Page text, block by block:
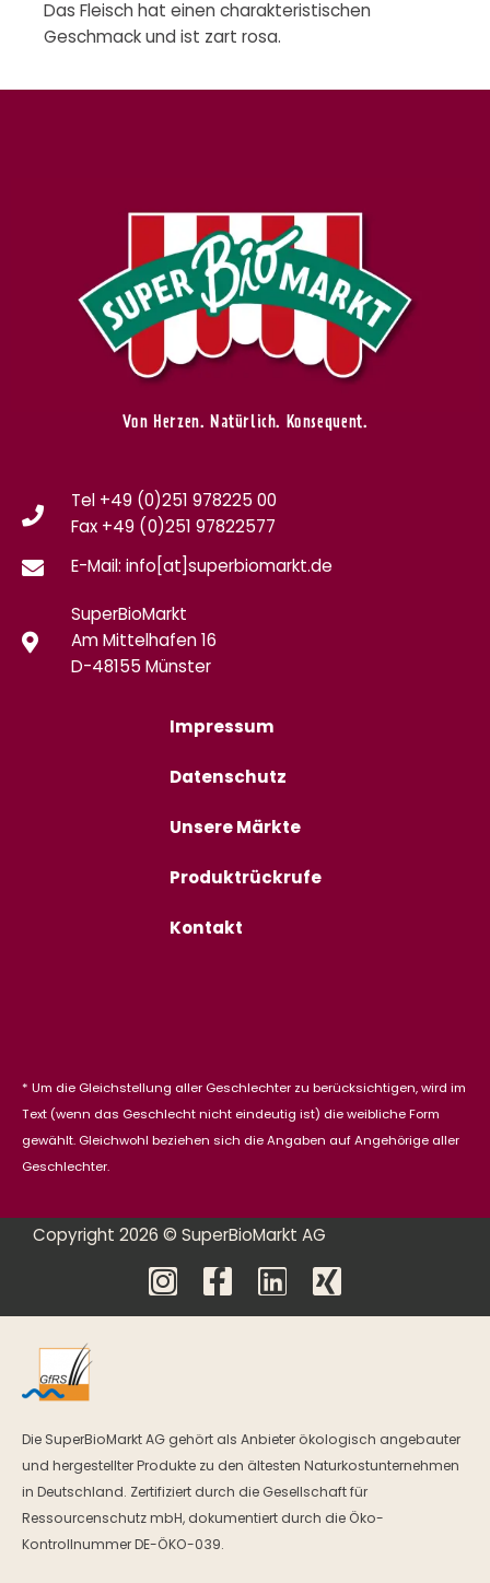
Das Fleisch hat einen charakteristischen
Geschmack und ist zart rosa.
Von Herzen. Natürlich. Konsequent.
Tel +49 (0)251 978225 00
Fax +49 (0)251 97822577
E-Mail: info[at]superbiomarkt.de
SuperBioMarkt
Am Mittelhafen 16
D-48155 Münster
Impressum
Datenschutz
Unsere Märkte
Produktrückrufe
Kontakt
* Um die Gleichstellung aller Geschlechter zu berücksichtigen, wird im
Text (wenn das Geschlecht nicht eindeutig ist) die weibliche Form
gewählt. Gleichwohl beziehen sich die Angaben auf Angehörige aller
Geschlechter.
Copyright 2026 © SuperBioMarkt AG
Die SuperBioMarkt AG gehört als Anbieter ökologisch angebauter
und hergestellter Produkte zu den ältesten Naturkostunternehmen
in Deutschland. Zertifiziert durch die Gesellschaft für
Ressourcenschutz mbH, dokumentiert durch die Öko-
Kontrollnummer DE-ÖKO-039.